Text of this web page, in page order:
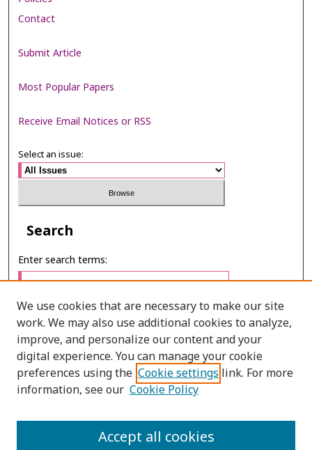
Contact
Submit Article
Most Popular Papers
Receive Email Notices or RSS
Select an issue:
Search
Enter search terms:
Select context to search:
Advanced Search
PRINT ISSN: 0125-6491
We use cookies that are necessary to make our site
work. We may also use additional cookies to analyze,
improve, and personalize our content and your
digital experience. You can manage your cookie
preferences using the Cookie settings link. For more
information, see our Cookie Policy
Accept all cookies